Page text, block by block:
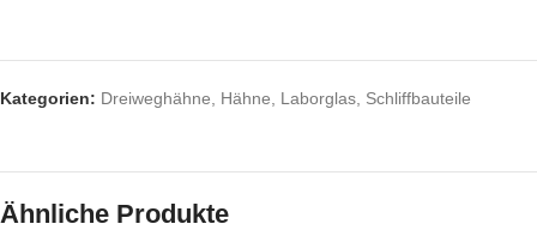
Kategorien: Dreiweghähne, Hähne, Laborglas, Schliffbauteile
Ähnliche Produkte